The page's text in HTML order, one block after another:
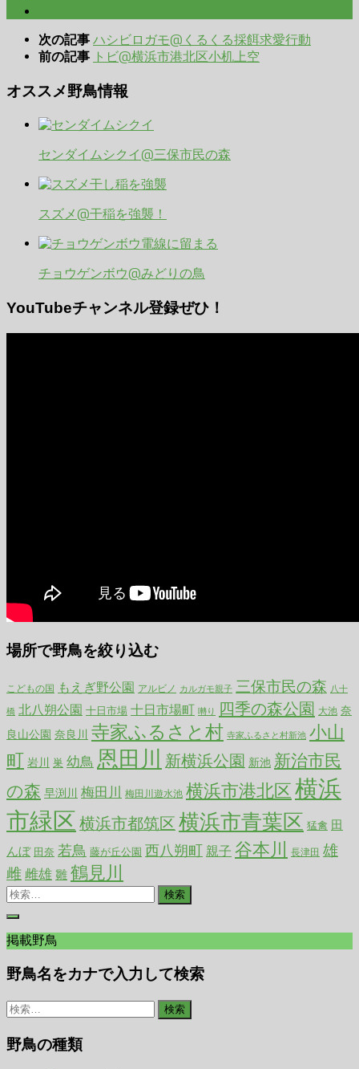
次の記事 ハシビロガモ@くるくる採餌求愛行動
前の記事 トビ@横浜市港北区小机上空
オススメ野鳥情報
センダイムシクイ@三保市民の森
スズメ@干稲を強襲！
チョウゲンボウ@みどりの鳥
YouTubeチャンネル登録ぜひ！
場所で野鳥を絞り込む
こどもの国 もえぎ野公園 アルビノ カルガモ親子 三保市民の森 八十
橋 北八朔公園 十日市場 十日市場町 囀り 四季の森公園 大池 奈
良山公園 奈良川 寺家ふるさと村 寺家ふるさと村新池 小山
町 岩川 巣 幼鳥 恩田川 新横浜公園 新池 新治市民
の森 早渕川 梅田川 梅田川遊水池 横浜市港北区横浜
市緑区 横浜市都筑区 横浜市青葉区 猛禽 田
んぼ 田奈 若鳥 藤が丘公園 西八朔町 親子 谷本川 長津田 雄
雌 雌雄 雛 鶴見川
検
掲載野鳥
野鳥名をカナで入力して検索
検
野鳥の種類